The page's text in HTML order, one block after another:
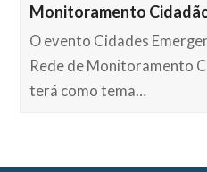
Monitoramento
O evento Cidades
Rede de Monitoramento
terá como tema…